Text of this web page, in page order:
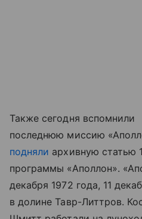
Также сегодня вспомнили
последнюю миссию
подняли архивную статью
программы «Аполлон».
декабря 1972 года, 11
в долине Тавр-Литтров.